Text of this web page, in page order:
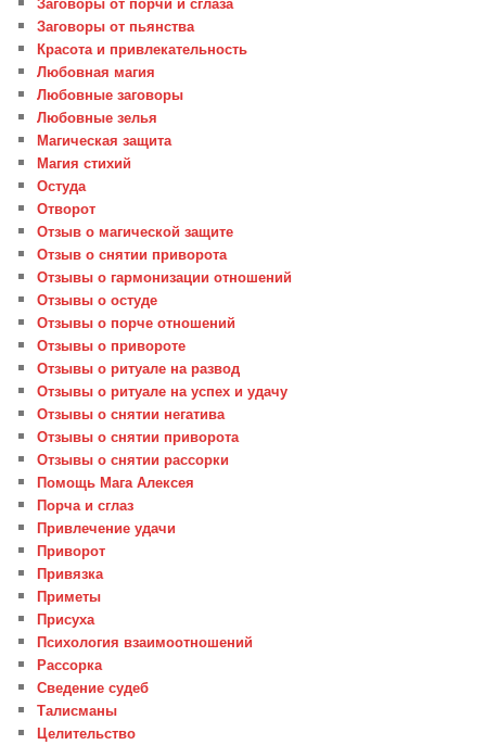
Заговоры от пьянства
Красота и привлекательность
Любовная магия
Любовные заговоры
Любовные зелья
Магическая защита
Магия стихий
Остуда
Отворот
Отзыв о магической защите
Отзыв о снятии приворота
Отзывы о гармонизации отношений
Отзывы о остуде
Отзывы о порче отношений
Отзывы о привороте
Отзывы о ритуале на развод
Отзывы о ритуале на успех и удачу
Отзывы о снятии негатива
Отзывы о снятии приворота
Отзывы о снятии рассорки
Помощь Мага Алексея
Порча и сглаз
Привлечение удачи
Приворот
Привязка
Приметы
Присуха
Психология взаимоотношений
Рассорка
Сведение судеб
Талисманы
Целительство